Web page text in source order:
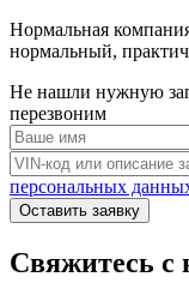
Нормальная
нормальный,
Не нашли нужную
перезвоним
персональных
Оставить заявку
Свяжитесь с